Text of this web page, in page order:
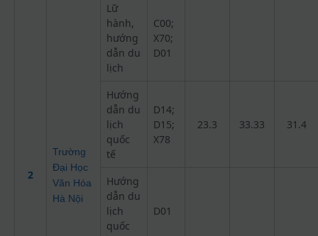
2
Trường
Đại Học
Văn Hóa
Hà Nội
Lữ
hành,
hướng
dẫn du
lịch
C00;
X70;
D01
Hướng
dẫn du
lịch
quốc
tế
D14;
D15;
X78
23.3 33.33 31.4
Hướng
dẫn du
lịch
quốc
D01